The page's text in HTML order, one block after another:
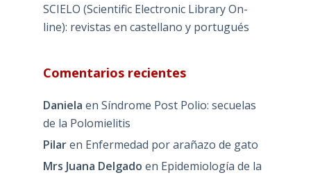
SCIELO (Scientific Electronic Library On-
line): revistas en castellano y portugués
Comentarios recientes
Daniela en Síndrome Post Polio: secuelas
de la Polomielitis
Pilaren Enfermedad por arañazo de gato
Mrs Juana Delgado en Epidemiología de la